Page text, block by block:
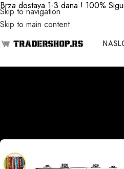
Skip to navigation
Skip to main content
Brza dostava 1-3 dana ! 100%